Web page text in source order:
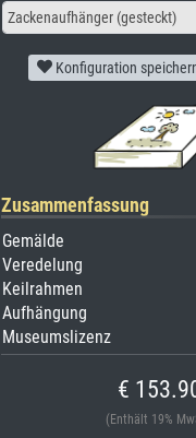
Zackenaufhänger (gesteckt)
Konfiguration
Zusammenfassung
Gemälde
Veredelung
Keilrahmen
Aufhängung
Museumslizenz
€
(Enthält 19%